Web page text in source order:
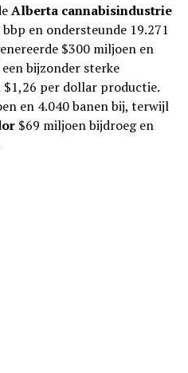
Alberta cannabisindustrie
en ondersteunde 19.271
$300 miljoen en
bijzonder sterke
per dollar productie.
en 4.040 banen bij, terwijl
$69 miljoen bijdroeg en